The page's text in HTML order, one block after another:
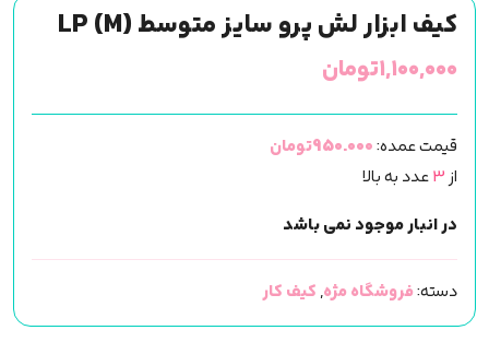
کیف ابزار لش پرو سایز متوسط (M) LP
۱,۱۰۰,۰۰۰تومان
قیمت عمده:950.000تومان
از3عدد به بالا
در انبار موجود نمی باشد
دسته:فروشگاه مژه, کیف کار